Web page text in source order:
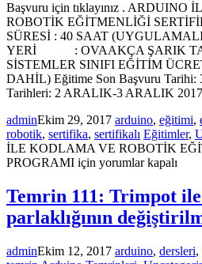
Başvuru için tıklayınız . ARDUINO
ROBOTİK EĞİTMENLİĞİ
SÜRESİ : 40 SAAT
YERİ : OVAAKÇA ŞARIK
SİSTEMLER SINIFI EĞİTİM
DAHİL) Eğitime Son Başvuru
Tarihleri: 2 ARALIK-3 ARALIK
adminEkim 29, 2017 arduino, eğitimi,
robotik, sertifika, sertifikalı Eğitimler,
İLE KODLAMA VE ROBOTİK
PROGRAMI için yorumlar kapalı
Temrin 111: Trimpot
parlaklığının
adminEkim 12, 2017 arduino, dersleri,